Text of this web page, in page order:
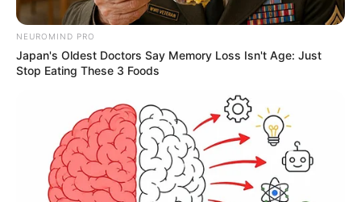
NEUROMIND PRO
Japan's Oldest Doctors Say Memory Loss Isn't Age: Just
Stop Eating These 3 Foods